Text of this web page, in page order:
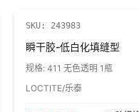
SKU: 243983
瞬干胶-低白化填缝型
规格: 411 无色透明 1瓶
LOCTITE/乐泰